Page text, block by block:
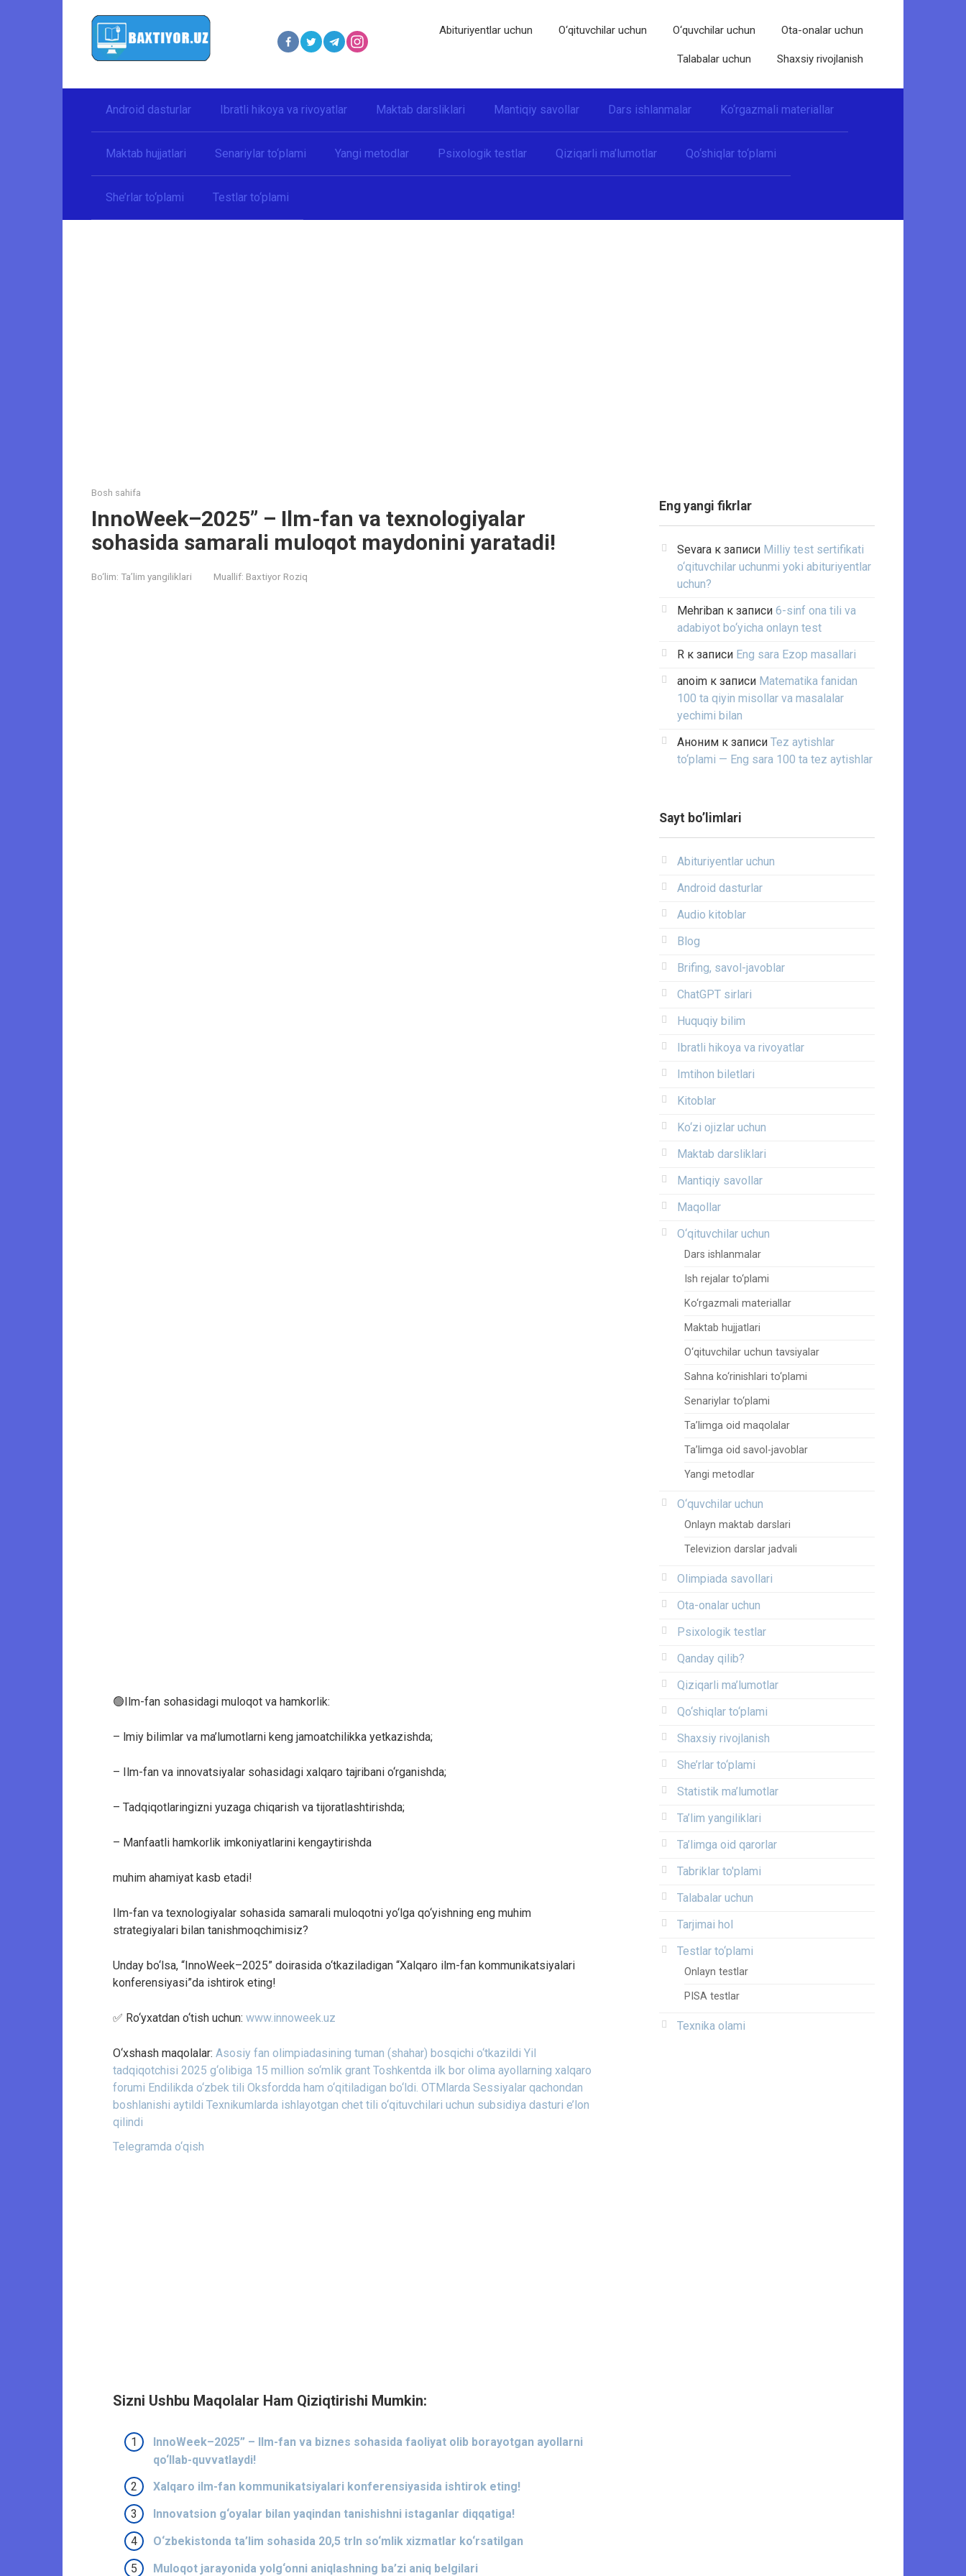
Abituriyentlar uchun O‘qituvchilar uchun O‘quvchilar uchun Ota-onalar uchun
Talabalar uchun Shaxsiy rivojlanish
Android dasturlar Ibratli hikoya va rivoyatlar Maktab darsliklari Mantiqiy savollar Dars ishlanmalar Ko‘rgazmali materiallar
Maktab hujjatlari Senariylar to‘plami Yangi metodlar Psixologik testlar Qiziqarli ma’lumotlar Qo‘shiqlar to‘plami
She’rlar to‘plami Testlar to‘plami
Bosh sahifa
InnoWeek–2025” – Ilm-fan va texnologiyalar
sohasida samarali muloqot maydonini yaratadi!
Bo‘lim: Ta’lim yangiliklari Muallif: Baxtiyor Roziq
🟢Ilm-fan sohasidagi muloqot va hamkorlik:
– lmiy bilimlar va ma’lumotlarni keng jamoatchilikka yetkazishda;
– Ilm-fan va innovatsiyalar sohasidagi xalqaro tajribani o‘rganishda;
– Tadqiqotlaringizni yuzaga chiqarish va tijoratlashtirishda;
– Manfaatli hamkorlik imkoniyatlarini kengaytirishda
muhim ahamiyat kasb etadi!
Ilm-fan va texnologiyalar sohasida samarali muloqotni yo‘lga qo‘yishning eng muhim
strategiyalari bilan tanishmoqchimisiz?
Unday bo‘lsa, “InnoWeek–2025” doirasida o‘tkaziladigan “Xalqaro ilm-fan kommunikatsiyalari
konferensiyasi”da ishtirok eting!
✅ Ro‘yxatdan o‘tish uchun: www.innoweek.uz
O‘xshash maqolalar: Asosiy fan olimpiadasining tuman (shahar) bosqichi o‘tkazildi Yil
tadqiqotchisi 2025 g‘olibiga 15 million so‘mlik grant Toshkentda ilk bor olima ayollarning xalqaro
forumi Endilikda o‘zbek tili Oksfordda ham o‘qitiladigan bo‘ldi. OTMlarda Sessiyalar qachondan
boshlanishi aytildi Texnikumlarda ishlayotgan chet tili o‘qituvchilari uchun subsidiya dasturi e’lon
qilindi
Telegramda o‘qish
Sizni Ushbu Maqolalar Ham Qiziqtirishi Mumkin:
InnoWeek–2025” – Ilm-fan va biznes sohasida faoliyat olib borayotgan ayollarni
qo‘llab-quvvatlaydi!
Xalqaro ilm-fan kommunikatsiyalari konferensiyasida ishtirok eting!
Innovatsion g‘oyalar bilan yaqindan tanishishni istaganlar diqqatiga!
O‘zbekistonda ta’lim sohasida 20,5 trln so‘mlik xizmatlar ko‘rsatilgan
Muloqot jarayonida yolg‘onni aniqlashning ba’zi aniq belgilari
Eng yangi fikrlar
Sevara к записи Milliy test sertifikati
o‘qituvchilar uchunmi yoki abituriyentlar
uchun?
Mehriban к записи 6-sinf ona tili va
adabiyot bo‘yicha onlayn test
R к записи Eng sara Ezop masallari
anoim к записи Matematika fanidan
100 ta qiyin misollar va masalalar
yechimi bilan
Аноним к записи Tez aytishlar
to‘plami — Eng sara 100 ta tez aytishlar
Sayt bo’limlari
Abituriyentlar uchun
Android dasturlar
Audio kitoblar
Blog
Brifing, savol-javoblar
ChatGPT sirlari
Huquqiy bilim
Ibratli hikoya va rivoyatlar
Imtihon biletlari
Kitoblar
Ko‘zi ojizlar uchun
Maktab darsliklari
Mantiqiy savollar
Maqollar
O‘qituvchilar uchun
Dars ishlanmalar
Ish rejalar to‘plami
Ko‘rgazmali materiallar
Maktab hujjatlari
O‘qituvchilar uchun tavsiyalar
Sahna ko‘rinishlari to‘plami
Senariylar to‘plami
Ta’limga oid maqolalar
Ta’limga oid savol-javoblar
Yangi metodlar
O‘quvchilar uchun
Onlayn maktab darslari
Televizion darslar jadvali
Olimpiada savollari
Ota-onalar uchun
Psixologik testlar
Qanday qilib?
Qiziqarli ma’lumotlar
Qo‘shiqlar to‘plami
Shaxsiy rivojlanish
She’rlar to‘plami
Statistik ma’lumotlar
Ta’lim yangiliklari
Ta’limga oid qarorlar
Tabriklar to'plami
Talabalar uchun
Tarjimai hol
Testlar to‘plami
Onlayn testlar
PISA testlar
Texnika olami